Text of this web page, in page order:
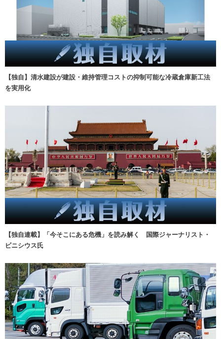
【独自】清水建設が建設・維持管理コストの抑制可能な冷蔵倉庫新工法
を実用化
【独自連載】「今そこにある危機」を読み解く 国際ジャーナリスト・
ビニシウス氏